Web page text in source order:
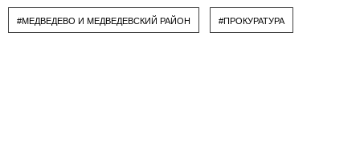
#МЕДВЕДЕВО И МЕДВЕДЕВСКИЙ РАЙОН #ПРОКУРАТУРА